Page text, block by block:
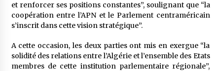
Tradition orale/ D’où viennent les contes et à
quoi servent-ils?
et renforcer ses positions constantes”, soulignant que “la
coopération entre l’APN et le Parlement centraméricain
s’inscrit dans cette vision stratégique”.
A cette occasion, les deux parties ont mis en exergue “la
solidité des relations entre l’Algérie et l’ensemble des Etats
membres de cette institution parlementaire régionale”,